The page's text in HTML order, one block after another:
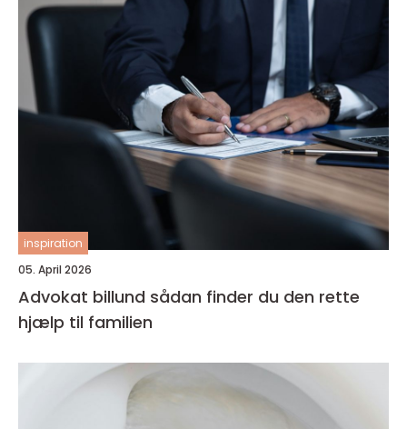
inspiration
05. April 2026
Advokat billund sådan finder du den rette
hjælp til familien